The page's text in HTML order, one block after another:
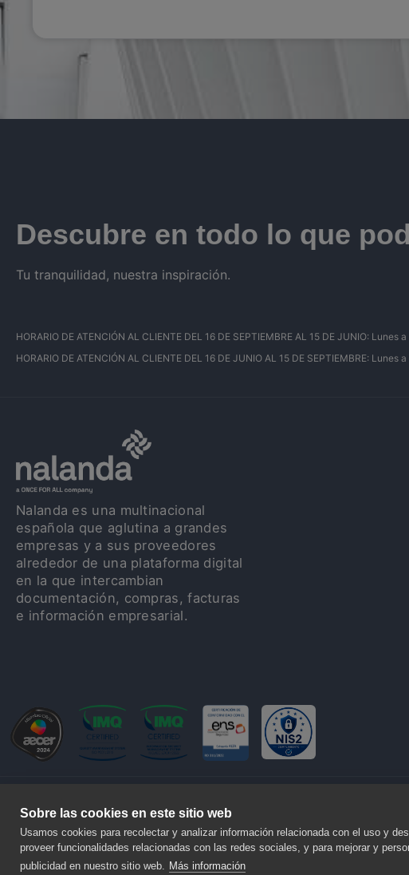
Descubre en todo lo que
Tu tranquilidad, nuestra inspiración.
HORARIO DE ATENCIÓN AL CLIENTE DEL 16 DE SEPTIEMBRE AL 15 DE JUNIO:
HORARIO DE ATENCIÓN AL CLIENTE DEL 16 DE JUNIO AL 15 DE SEPTIEMBRE: Lunes
Nalanda es una multinacional
española que aglutina a grandes
empresas y a sus proveedores
alrededor de una plataforma digital
en la que intercambian
documentación, compras, facturas
e información empresarial.
© 2020 NALANDA GLOBAL, S.A. – Todos los derechos reservados. Legal y Privacy
Sobre las cookies en este sitio web
Usamos cookies para recolectar y analizar información relacionada con el uso y
proveer funcionalidades relacionadas con las redes sociales, y para mejorar y
publicidad en nuestro sitio web. Más información